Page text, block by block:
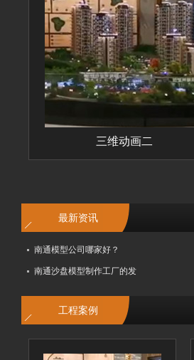
三维动画二
最新资讯
南通模型公司哪家好？
南通沙盘模型制作工厂的发
工程案例